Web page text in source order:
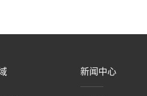
新闻中心